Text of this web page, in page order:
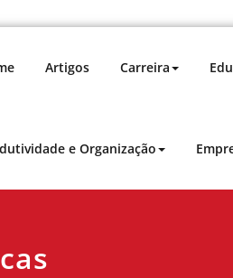
para impulsionar sua
Artigos Carreira
e Organização